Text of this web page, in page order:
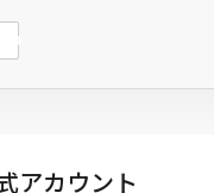
アカウント